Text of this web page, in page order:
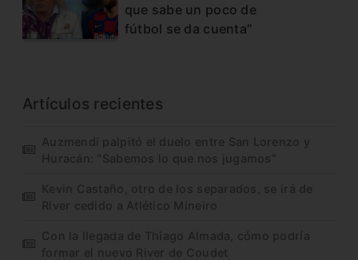
que sabe un poco de
fútbol se da cuenta”
Artículos recientes
Auzmendi palpitó el duelo entre San Lorenzo y
Huracán: “Sabemos lo que nos jugamos”
Kevin Castaño, otro de los separados, se irá de
River cedido a Atlético Mineiro
Con la llegada de Thiago Almada, cómo podría
formar el nuevo River de Coudet